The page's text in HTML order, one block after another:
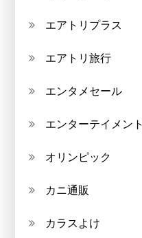
エアトリプラス
エアトリ旅行
エンタメセール
エンターテイメント
オリンピック
カニ通販
カラスよけ